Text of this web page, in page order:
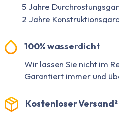
5 Jahre
2 Jahre
100% wasserdicht
Wir lassen Sie nicht im
Garantiert immer und
Kostenloser Versand²